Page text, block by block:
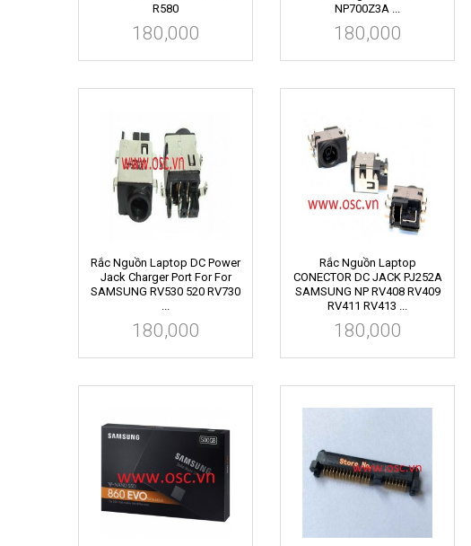
R580
180,000
NP700Z3A ...
180,000
Rắc Nguồn Laptop DC Power
Jack Charger Port For For
SAMSUNG RV530 520 RV730
...
180,000
Rắc Nguồn Laptop
CONECTOR DC JACK PJ252A
SAMSUNG NP RV408 RV409
RV411 RV413 ...
180,000